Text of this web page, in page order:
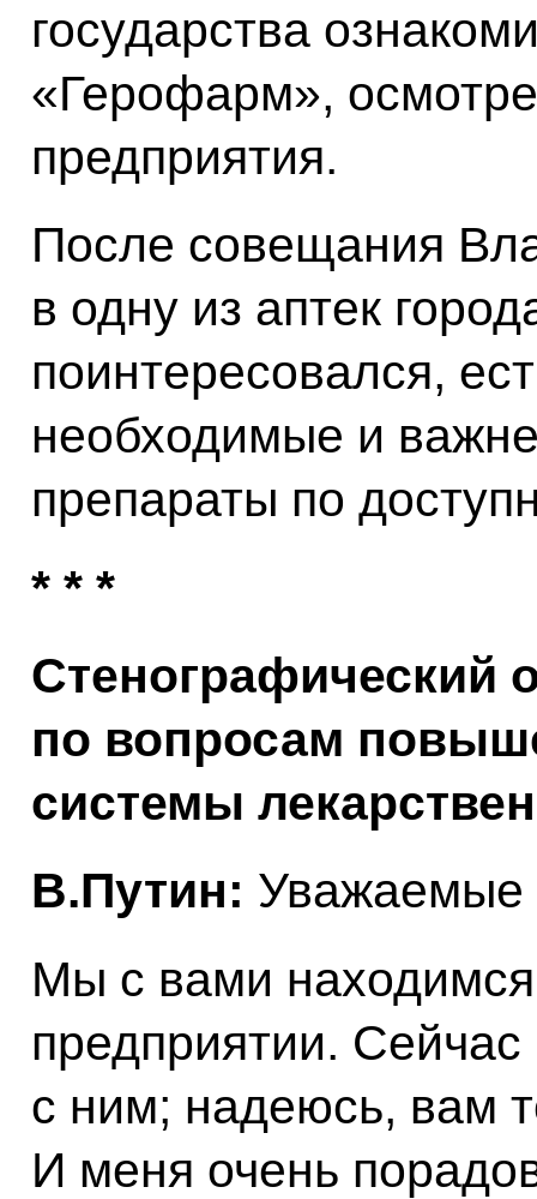
государства
«Герофарм»,
предприятия.
После совещания
в одну из аптек
поинтересовался,
необходимые и
препараты по
* * *
Стенографический
по вопросам
системы
В.Путин: Уважаемые
Мы с вами
предприятии. Сейчас
с ним; надеюсь, вам
И меня очень